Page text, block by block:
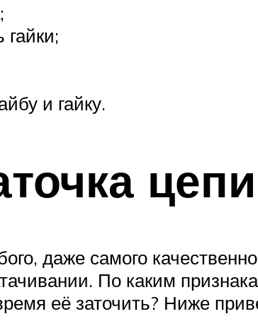
гайки;
и гайку.
даже самого
По каким
её заточить? Ниже